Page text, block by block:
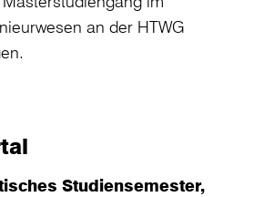
an der HTWG
Studiensemester,